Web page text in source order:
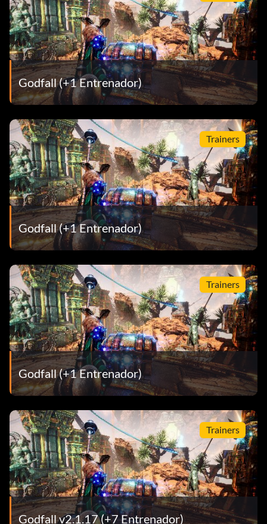
Godfall (+1 Entrenador)
Trainers
Godfall (+1 Entrenador)
Trainers
Godfall (+1 Entrenador)
Trainers
Godfall v2.1.17 (+7 Entrenador)